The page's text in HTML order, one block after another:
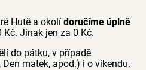
Hutě a okolí doručíme úplně
Kč. Jinak jen za 0 Kč.
do pátku, v případě
matek, apod.) i o víkendu.